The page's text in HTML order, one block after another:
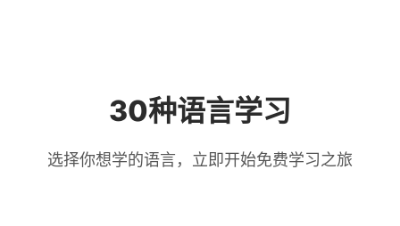
30种语言学习
选择你想学的语言，立即开始免费学习之旅